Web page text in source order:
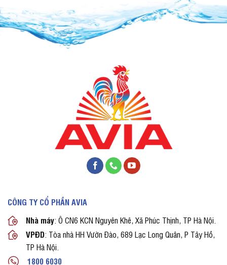
CÔNG TY CỔ PHẦN AVIA
Nhà máy: Ô CN6 KCN Nguyên Khê, Xã Phúc Thịnh, TP Hà Nội.
VPĐD: Tòa nhà HH Vườn Đào, 689 Lạc Long Quân, P Tây Hồ,
TP Hà Nội.
1800 6030